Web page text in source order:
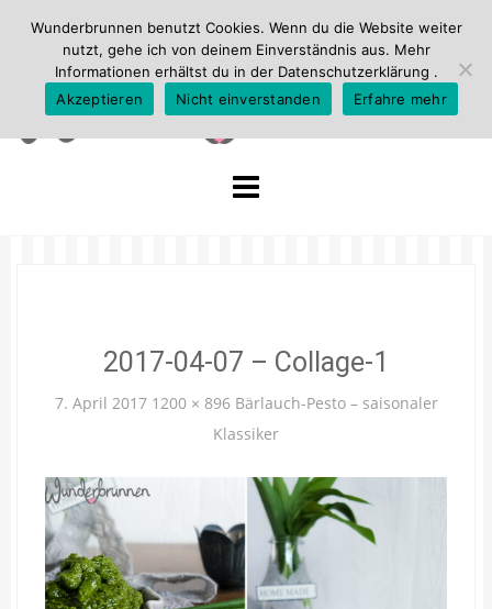
2017-04-07 – Collage-1
7. April 2017 1200 × 896 Bärlauch-Pesto – saisonaler
Klassiker
Wunderbrunnen benutzt Cookies. Wenn du die Website weiter
nutzt, gehe ich von deinem Einverständnis aus. Mehr
Informationen erhältst du in der Datenschutzerklärung .
Akzeptieren
Nicht einverstanden Erfahre mehr